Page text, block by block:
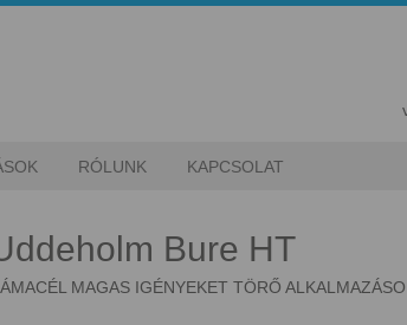
RÓLUNK KAPCSOLAT
Bure HT
MAGAS IGÉNYEKET TÖRŐ